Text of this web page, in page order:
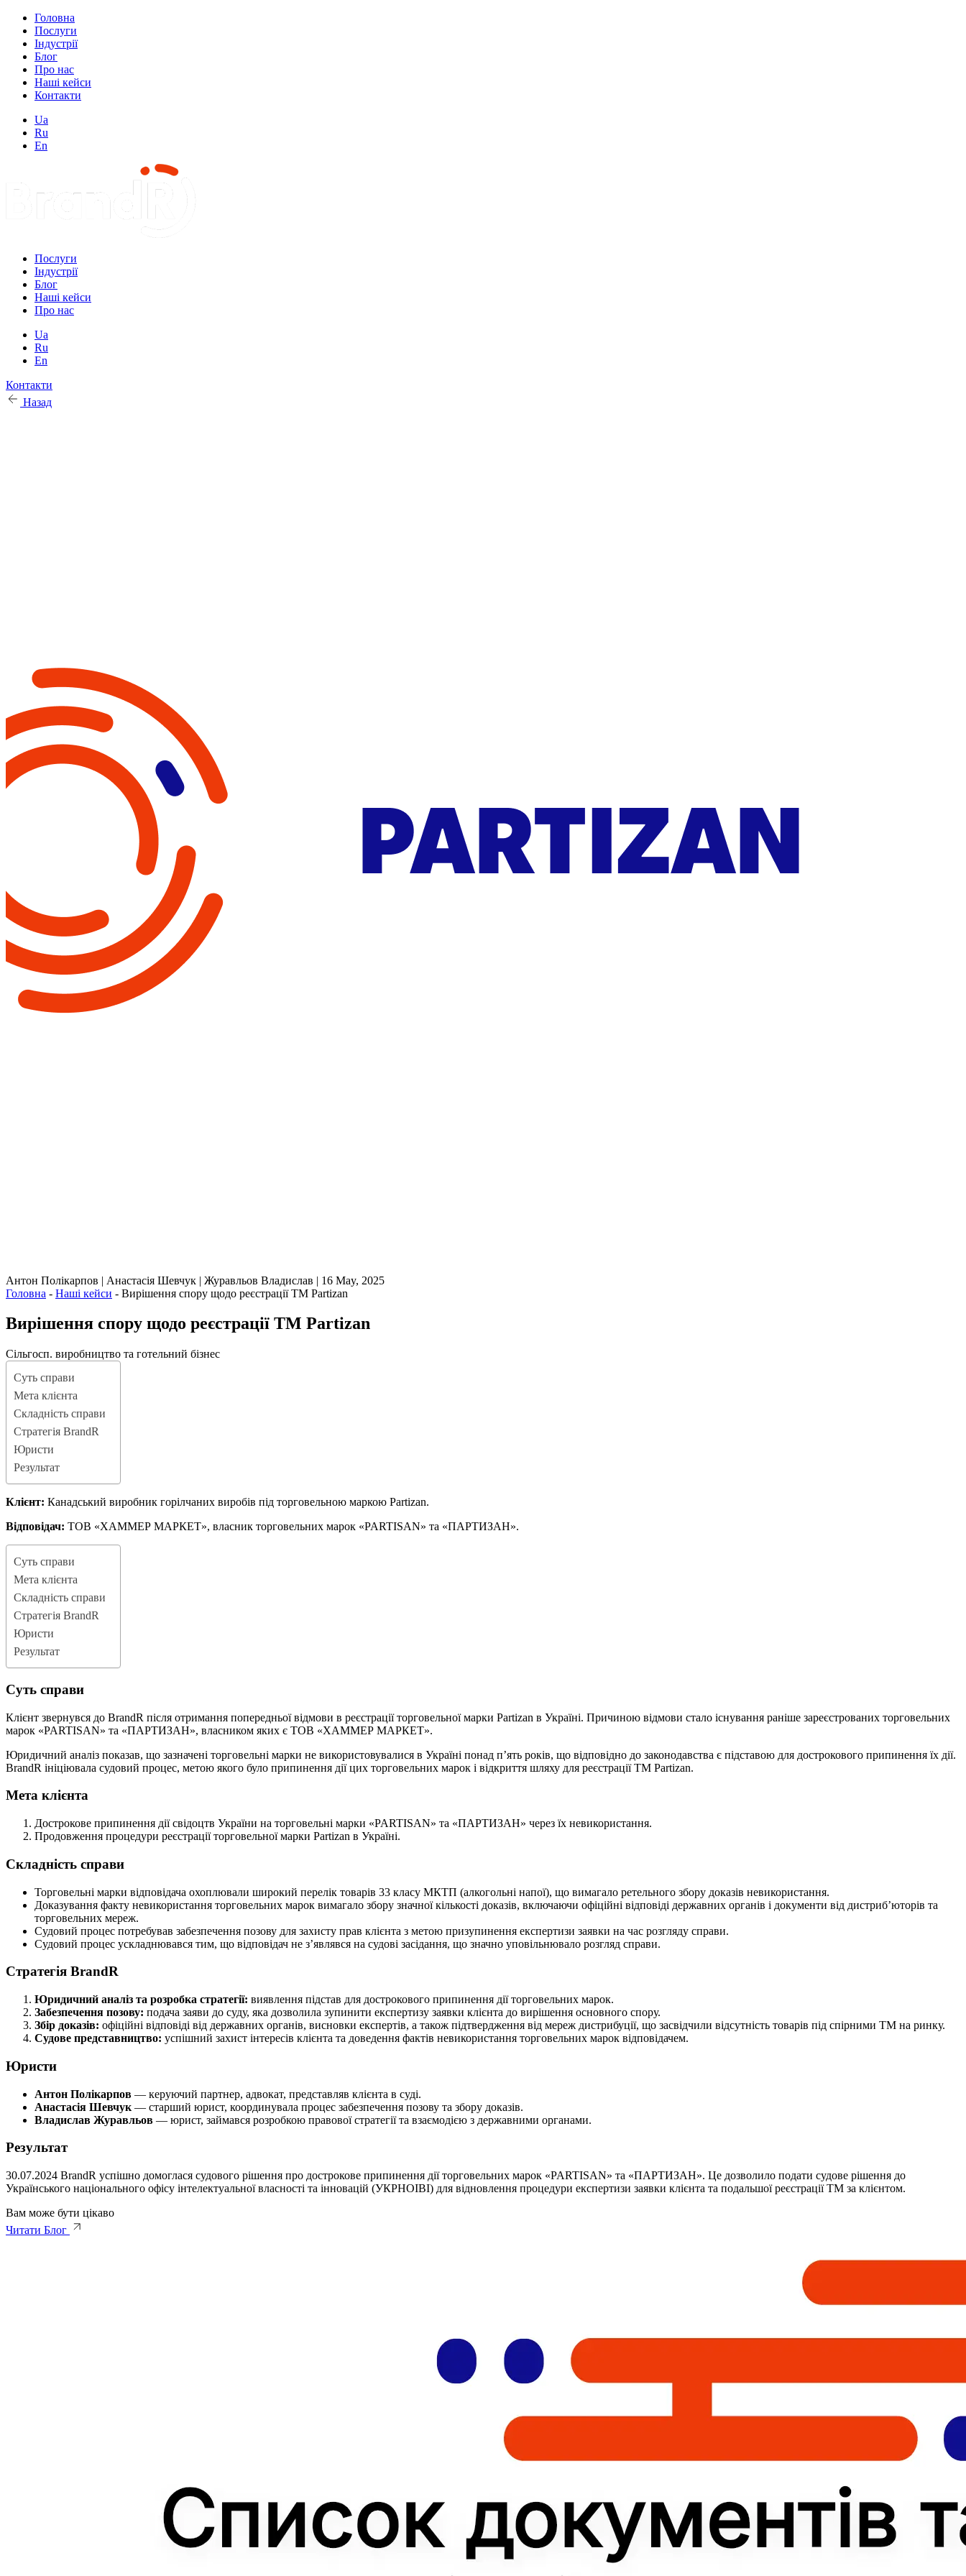
Головна
Послуги
Індустрії
Блог
Про нас
Наші кейси
Контакти
Ua
Ru
En
Послуги
Індустрії
Блог
Наші кейси
Про нас
Ua
Ru
En
Контакти
Назад
Антон Полікарпов | Анастасія Шевчук | Журавльов Владислав | 16 May, 2025
Головна - Наші кейси - Вирішення спору щодо реєстрації ТМ Partizan
Вирішення спору щодо реєстрації ТМ Partizan
Сільгосп. виробництво та готельний бізнес
Суть справи
Мета клієнта
Складність справи
Стратегія BrandR
Юристи
Результат
Клієнт: Канадський виробник горілчаних виробів під торговельною маркою Partizan.
Відповідач: ТОВ «ХАММЕР МАРКЕТ», власник торговельних марок «PARTISAN» та «ПАРТИЗАН».
Суть справи
Мета клієнта
Складність справи
Стратегія BrandR
Юристи
Результат
Суть справи
Клієнт звернувся до BrandR після отримання попередньої відмови в реєстрації торговельної марки Partizan в Україні. Причиною відмови стало існування раніше зареєстрованих торговельних
марок «PARTISAN» та «ПАРТИЗАН», власником яких є ТОВ «ХАММЕР МАРКЕТ».
Юридичний аналіз показав, що зазначені торговельні марки не використовувалися в Україні понад п’ять років, що відповідно до законодавства є підставою для дострокового припинення їх дії.
BrandR ініціювала судовий процес, метою якого було припинення дії цих торговельних марок і відкриття шляху для реєстрації ТМ Partizan.
Мета клієнта
Дострокове припинення дії свідоцтв України на торговельні марки «PARTISAN» та «ПАРТИЗАН» через їх невикористання.
Продовження процедури реєстрації торговельної марки Partizan в Україні.
Складність справи
Торговельні марки відповідача охоплювали широкий перелік товарів 33 класу МКТП (алкогольні напої), що вимагало ретельного збору доказів невикористання.
Доказування факту невикористання торговельних марок вимагало збору значної кількості доказів, включаючи офіційні відповіді державних органів і документи від дистриб’юторів та
торговельних мереж.
Судовий процес потребував забезпечення позову для захисту прав клієнта з метою призупинення експертизи заявки на час розгляду справи.
Судовий процес ускладнювався тим, що відповідач не з’являвся на судові засідання, що значно уповільнювало розгляд справи.
Стратегія BrandR
Юридичний аналіз та розробка стратегії: виявлення підстав для дострокового припинення дії торговельних марок.
Забезпечення позову: подача заяви до суду, яка дозволила зупинити експертизу заявки клієнта до вирішення основного спору.
Збір доказів: офіційні відповіді від державних органів, висновки експертів, а також підтвердження від мереж дистрибуції, що засвідчили відсутність товарів під спірними ТМ на ринку.
Судове представництво: успішний захист інтересів клієнта та доведення фактів невикористання торговельних марок відповідачем.
Юристи
Антон Полікарпов — керуючий партнер, адвокат, представляв клієнта в суді.
Анастасія Шевчук — старший юрист, координувала процес забезпечення позову та збору доказів.
Владислав Журавльов — юрист, займався розробкою правової стратегії та взаємодією з державними органами.
Результат
30.07.2024 BrandR успішно домоглася судового рішення про дострокове припинення дії торговельних марок «PARTISAN» та «ПАРТИЗАН». Це дозволило подати судове рішення до
Українського національного офісу інтелектуальної власності та інновацій (УКРНОІВІ) для відновлення процедури експертизи заявки клієнта та подальшої реєстрації ТМ за клієнтом.
Вам може бути цікаво
Читати Блог